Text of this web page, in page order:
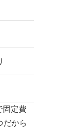
固定費
だから